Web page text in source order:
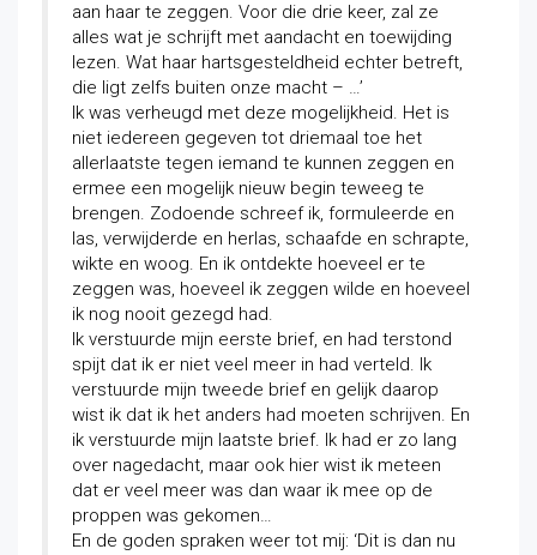
aan haar te zeggen. Voor die drie keer, zal ze
alles wat je schrijft met aandacht en toewijding
lezen. Wat haar hartsgesteldheid echter betreft,
die ligt zelfs buiten onze macht – …’
Ik was verheugd met deze mogelijkheid. Het is
niet iedereen gegeven tot driemaal toe het
allerlaatste tegen iemand te kunnen zeggen en
ermee een mogelijk nieuw begin teweeg te
brengen. Zodoende schreef ik, formuleerde en
las, verwijderde en herlas, schaafde en schrapte,
wikte en woog. En ik ontdekte hoeveel er te
zeggen was, hoeveel ik zeggen wilde en hoeveel
ik nog nooit gezegd had.
Ik verstuurde mijn eerste brief, en had terstond
spijt dat ik er niet veel meer in had verteld. Ik
verstuurde mijn tweede brief en gelijk daarop
wist ik dat ik het anders had moeten schrijven. En
ik verstuurde mijn laatste brief. Ik had er zo lang
over nagedacht, maar ook hier wist ik meteen
dat er veel meer was dan waar ik mee op de
proppen was gekomen…
En de goden spraken weer tot mij: ‘Dit is dan nu